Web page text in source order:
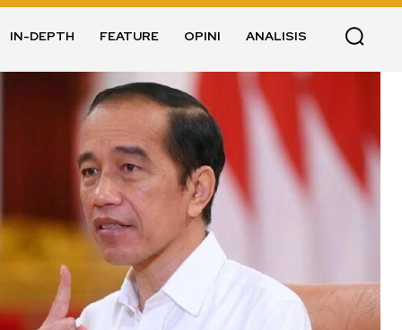
IN-DEPTH FEATURE OPINI ANALISIS